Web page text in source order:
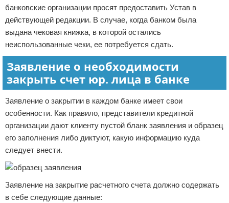
банковские организации просят предоставить Устав в
действующей редакции. В случае, когда банком была
выдана чековая книжка, в которой остались
неиспользованные чеки, ее потребуется сдать.
Заявление о необходимости
закрыть счет юр. лица в банке
Заявление о закрытии в каждом банке имеет свои
особенности. Как правило, представители кредитной
организации дают клиенту пустой бланк заявления и образец
его заполнения либо диктуют, какую информацию куда
следует внести.
Заявление на закрытие расчетного счета должно содержать
в себе следующие данные: